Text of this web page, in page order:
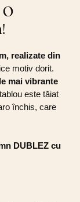
realizate din
motiv dorit.
mai vibrante
este tăiat
închis, care
DUBLEZ cu